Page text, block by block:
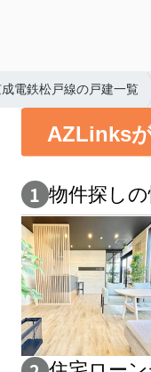
電鉄松戸線の戸建一覧
AZLinks
物件探し